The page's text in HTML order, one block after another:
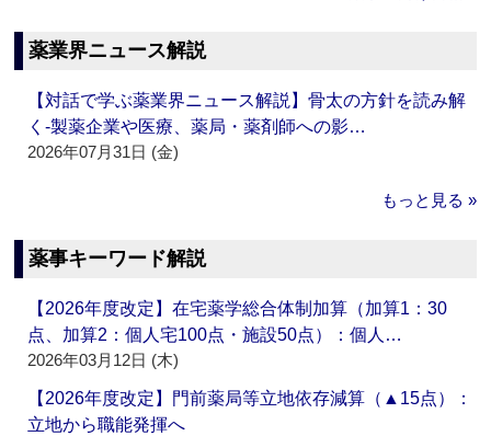
薬業界ニュース解説
【対話で学ぶ薬業界ニュース解説】骨太の方針を読み解
く‐製薬企業や医療、薬局・薬剤師への影…
2026年07月31日 (金)
もっと見る »
薬事キーワード解説
【2026年度改定】在宅薬学総合体制加算（加算1：30
点、加算2：個人宅100点・施設50点）：個人…
2026年03月12日 (木)
【2026年度改定】門前薬局等立地依存減算（▲15点）：
立地から職能発揮へ